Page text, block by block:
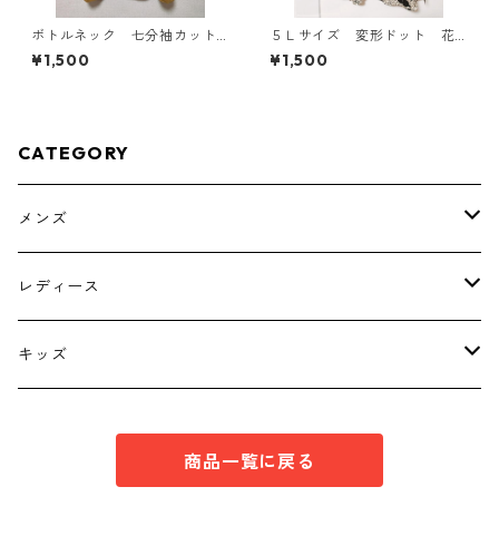
ボトルネック 七分袖カット
ソー ４Ｌ マスタード KA
E-4816
¥1,500
５Ｌサイズ 変形ドット 花
柄 ボウタイブラウス オフ
ホワイト KAE-4763
¥1,500
CATEGORY
メンズ
トップス
ボトムス
レディース
トップス
キッズ
商品一覧に戻る